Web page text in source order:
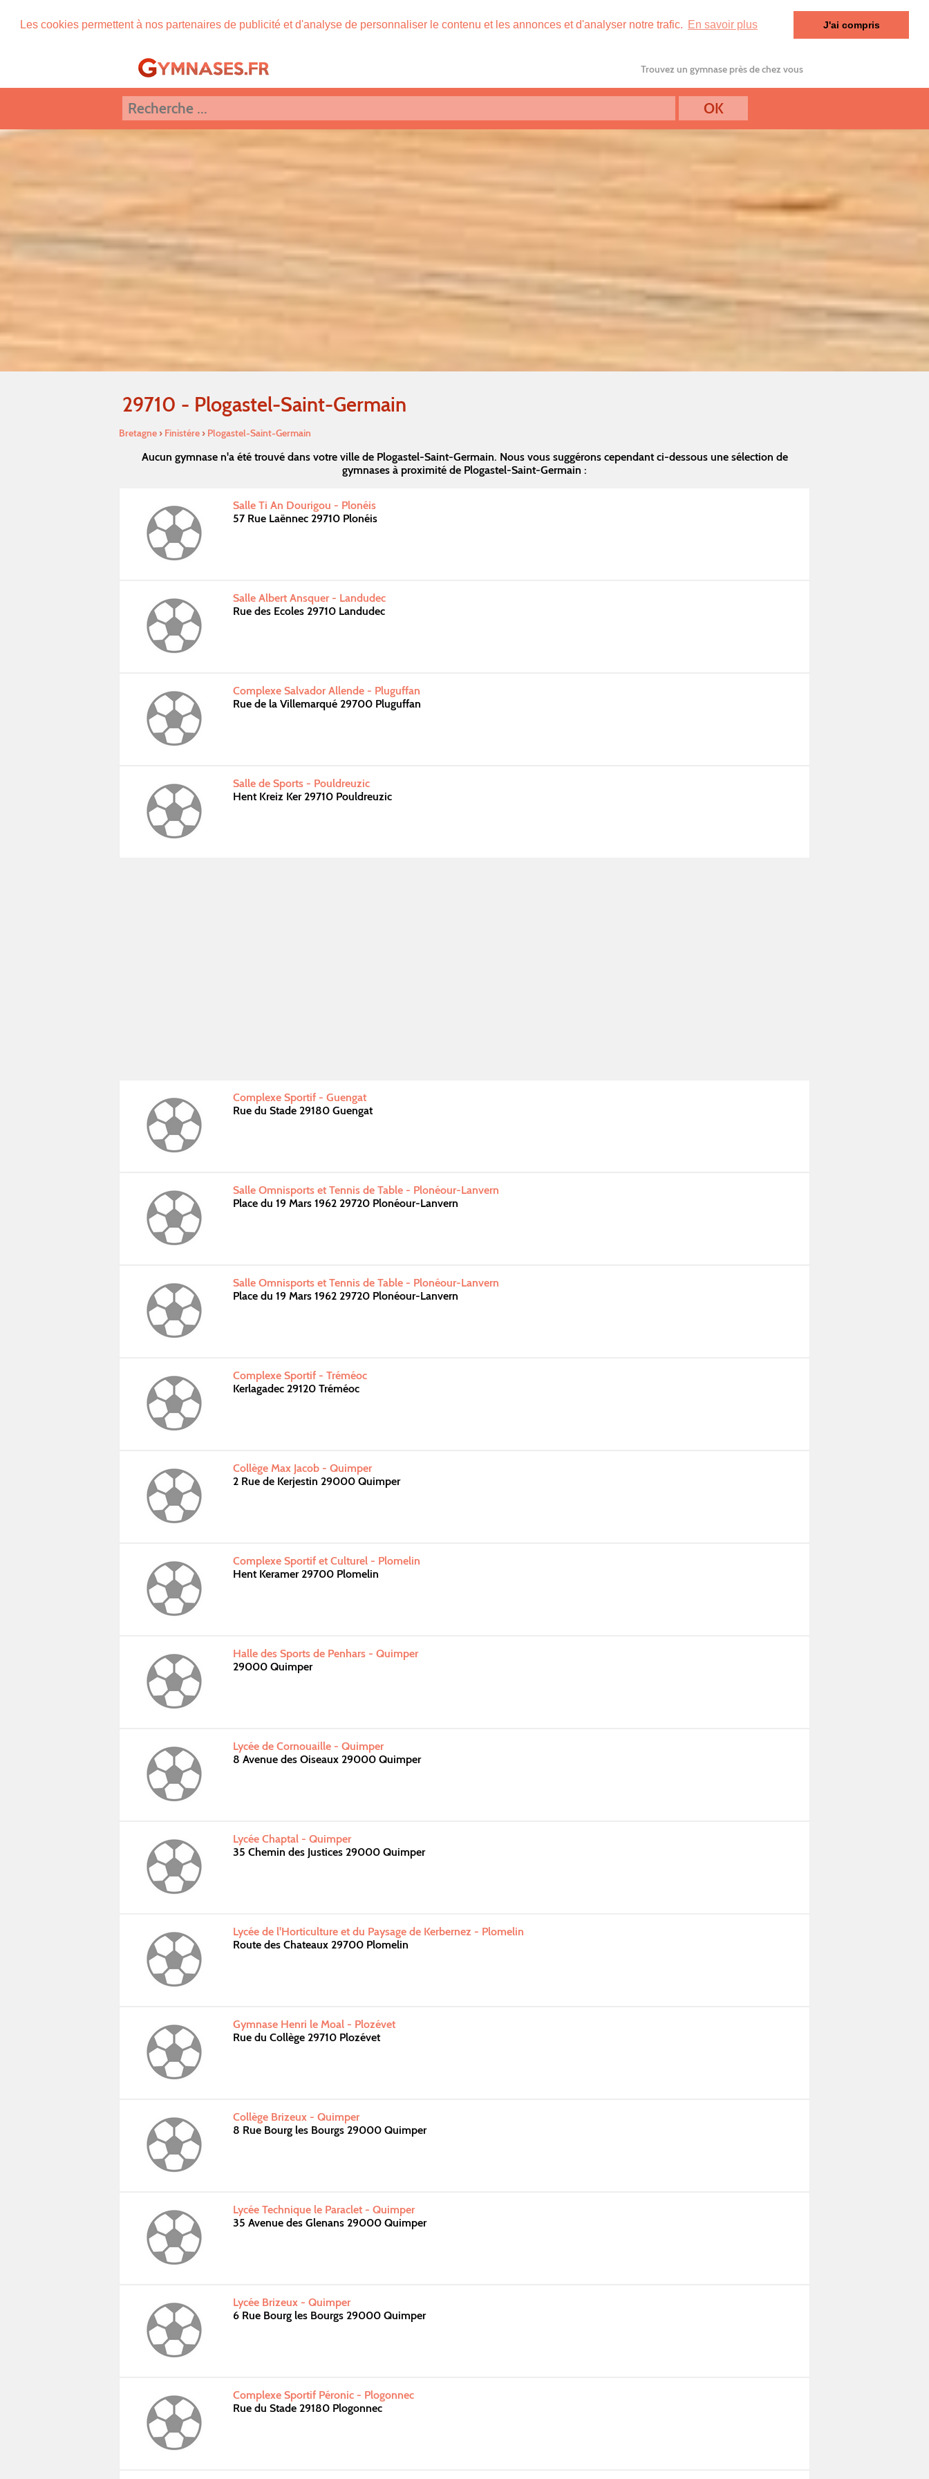
Les cookies permettent à nos partenaires de publicité et d'analyse de personnaliser le contenu et les annonces et d'analyser notre trafic. En savoir plus J'ai compris
Trouvez un gymnase près de chez vous
29710 - Plogastel-Saint-Germain
Bretagne› Finistére› Plogastel-Saint-Germain
Aucun gymnase n'a été trouvé dans votre ville de Plogastel-Saint-Germain. Nous vous suggérons cependant ci-dessous une sélection de
gymnases à proximité de Plogastel-Saint-Germain :
Salle Ti An Dourigou - Plonéis
57 Rue Laënnec 29710 Plonéis
Salle Albert Ansquer - Landudec
Rue des Ecoles 29710 Landudec
Complexe Salvador Allende - Pluguffan
Rue de la Villemarqué 29700 Pluguffan
Salle de Sports - Pouldreuzic
Hent Kreiz Ker 29710 Pouldreuzic
Complexe Sportif - Guengat
Rue du Stade 29180 Guengat
Salle Omnisports et Tennis de Table - Plonéour-Lanvern
Place du 19 Mars 1962 29720 Plonéour-Lanvern
Salle Omnisports et Tennis de Table - Plonéour-Lanvern
Place du 19 Mars 1962 29720 Plonéour-Lanvern
Complexe Sportif - Tréméoc
Kerlagadec 29120 Tréméoc
Collège Max Jacob - Quimper
2 Rue de Kerjestin 29000 Quimper
Complexe Sportif et Culturel - Plomelin
Hent Keramer 29700 Plomelin
Halle des Sports de Penhars - Quimper
29000 Quimper
Lycée de Cornouaille - Quimper
8 Avenue des Oiseaux 29000 Quimper
Lycée Chaptal - Quimper
35 Chemin des Justices 29000 Quimper
Lycée de l'Horticulture et du Paysage de Kerbernez - Plomelin
Route des Chateaux 29700 Plomelin
Gymnase Henri le Moal - Plozévet
Rue du Collège 29710 Plozévet
Collège Brizeux - Quimper
8 Rue Bourg les Bourgs 29000 Quimper
Lycée Technique le Paraclet - Quimper
35 Avenue des Glenans 29000 Quimper
Lycée Brizeux - Quimper
6 Rue Bourg les Bourgs 29000 Quimper
Complexe Sportif Péronic - Plogonnec
Rue du Stade 29180 Plogonnec